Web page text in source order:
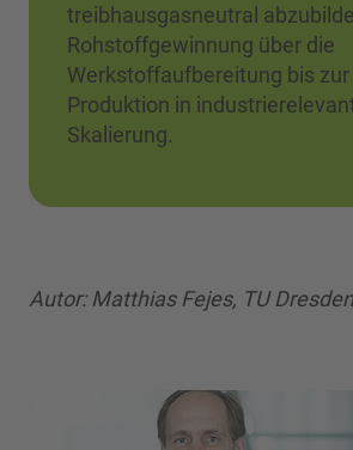
treibhausgasneutral
Rohstoffgewinnung über die
Werkstoffaufbereitung bis zur
Produktion in
Skalierung.
Autor: Matthias Fejes, TU Dresden